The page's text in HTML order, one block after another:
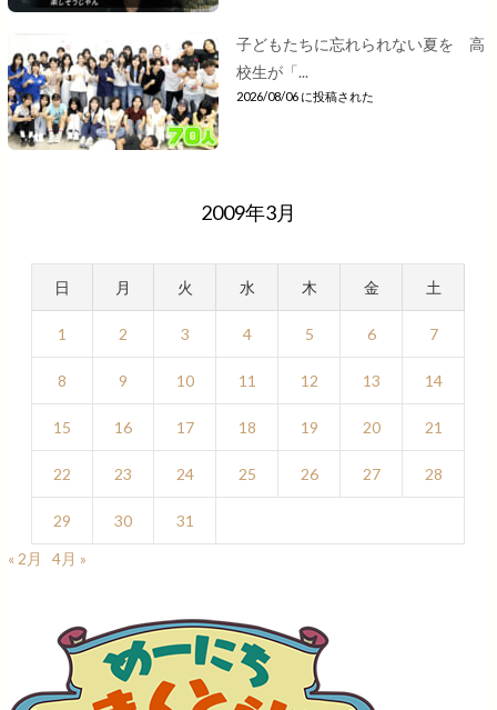
子どもたちに忘れられない夏を 高
校生が「...
2026/08/06 に投稿された
2009年3月
日 月 火 水 木 金 土
1 2 3 4 5 6 7
8 9 10 11 12 13 14
15 16 17 18 19 20 21
22 23 24 25 26 27 28
29 30
31
« 2月
4月 »